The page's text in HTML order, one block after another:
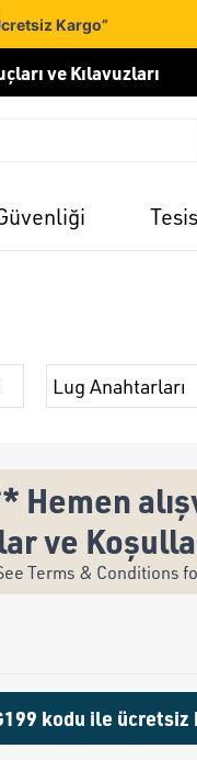
Kargo”
ve Kılavuzları
Lug Anahtarları
ve
Terms & Conditions
kodu ile ücretsiz